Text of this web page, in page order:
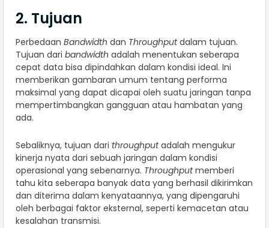
2. Tujuan
Perbedaan Bandwidth dan Throughputdalam tujuan.
Tujuan dari bandwidth adalah menentukan seberapa
cepat data bisa dipindahkan dalam kondisi ideal. Ini
memberikan gambaran umum tentang performa
maksimal yang dapat dicapai oleh suatu jaringan tanpa
mempertimbangkan gangguan atau hambatan yang
ada.
Sebaliknya, tujuan dari throughputadalah mengukur
kinerja nyata dari sebuah jaringan dalam kondisi
operasional yang sebenarnya. Throughputmemberi
tahu kita seberapa banyak data yang berhasil dikirimkan
dan diterima dalam kenyataannya, yang dipengaruhi
oleh berbagai faktor eksternal, seperti kemacetan atau
kesalahan transmisi.